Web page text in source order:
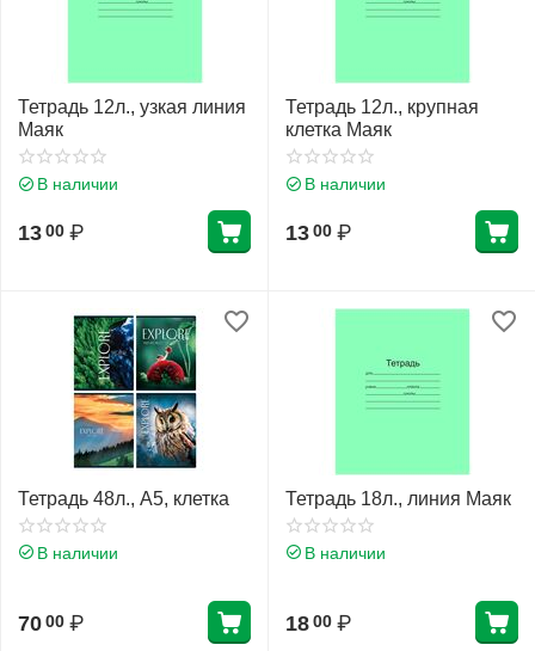
Тетрадь 12л., узкая линия
Маяк
В наличии
13 00 ₽
Тетрадь 12л., крупная
клетка Маяк
В наличии
13 00 ₽
Тетрадь 48л., А5, клетка
В наличии
70 00 ₽
Тетрадь 18л., линия Маяк
В наличии
18 00 ₽